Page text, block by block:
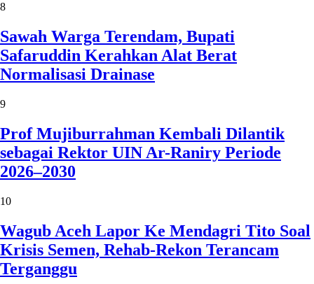
8
Sawah Warga Terendam, Bupati
Safaruddin Kerahkan Alat Berat
Normalisasi Drainase
9
Prof Mujiburrahman Kembali Dilantik
sebagai Rektor UIN Ar-Raniry Periode
2026–2030
10
Wagub Aceh Lapor Ke Mendagri Tito Soal
Krisis Semen, Rehab-Rekon Terancam
Terganggu